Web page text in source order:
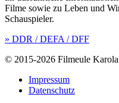
Filme sowie zu Leben und
Schauspieler.
» DDR / DEFA / DFF
© 2015-2026 Filmeule Karola
Impressum
Datenschutz